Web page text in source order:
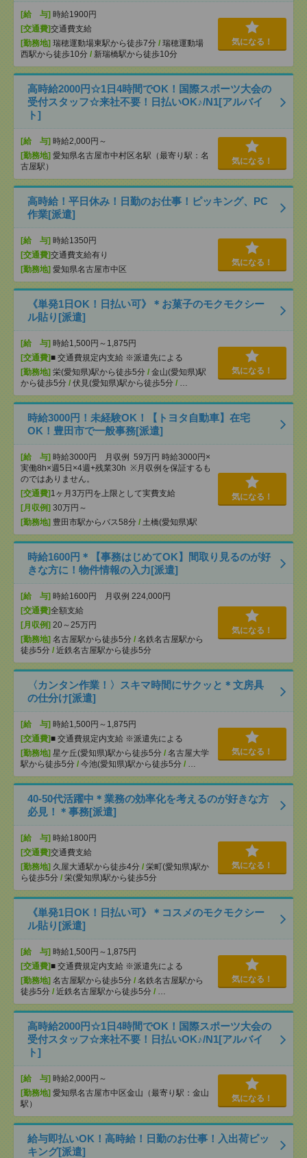
[給 与] 時給1900円
[交通費]交通費支給
[勤務地] 瑞穂運動場東駅から徒歩7分 / 瑞穂運動場
西駅から徒歩10分 / 新瑞橋駅から徒歩10分
気になる！
高時給2000円☆1日4時間でOK！国際スポーツ大会の
受付スタッフ☆来社不要！日払いOK♪/N1[アルバイ
ト]
[給 与] 時給2,000円～
[勤務地] 愛知県名古屋市中村区名駅（最寄り駅：名
古屋駅）
気になる！
高時給！平日休み！日勤のお仕事！ピッキング、PC
作業[派遣]
[給 与] 時給1350円
[交通費]交通費支給有り
[勤務地] 愛知県名古屋市中区
気になる！
《単発1日OK！日払い可》＊お菓子のモクモクシー
ル貼り[派遣]
[給 与] 時給1,500円～1,875円
[交通費]■ 交通費規定内支給 ※派遣先による
[勤務地] 栄(愛知県)駅から徒歩5分 / 金山(愛知県)駅
から徒歩5分 / 伏見(愛知県)駅から徒歩5分 / …
気になる！
時給3000円！未経験OK！【トヨタ自動車】在宅
OK！豊田市で一般事務[派遣]
[給 与] 時給3000円 月収例 59万円 時給3000円×
実働8h×週5日×4週+残業30h ※月収例を保証するも
のではありません。
[交通費] 1ヶ月3万円を上限として実費支給
[月収例] 30万円～
[勤務地] 豊田市駅からバス58分 / 土橋(愛知県)駅
気になる！
時給1600円＊【事務はじめてOK】間取り見るのが好
きな方に！物件情報の入力[派遣]
[給 与] 時給1600円 月収例 224,000円
[交通費]全額支給
[月収例] 20～25万円
[勤務地] 名古屋駅から徒歩5分 / 名鉄名古屋駅から
徒歩5分 / 近鉄名古屋駅から徒歩5分
気になる！
〈カンタン作業！〉スキマ時間にサクッと＊文房具
の仕分け[派遣]
[給 与] 時給1,500円～1,875円
[交通費]■ 交通費規定内支給 ※派遣先による
[勤務地] 星ケ丘(愛知県)駅から徒歩5分 / 名古屋大学
駅から徒歩5分 / 今池(愛知県)駅から徒歩5分 / …
気になる！
40-50代活躍中＊業務の効率化を考えるのが好きな方
必見！＊事務[派遣]
[給 与] 時給1800円
[交通費]交通費支給
[勤務地] 久屋大通駅から徒歩4分 / 栄町(愛知県)駅か
ら徒歩5分 / 栄(愛知県)駅から徒歩5分
気になる！
《単発1日OK！日払い可》＊コスメのモクモクシー
ル貼り[派遣]
[給 与] 時給1,500円～1,875円
[交通費]■ 交通費規定内支給 ※派遣先による
[勤務地] 名古屋駅から徒歩5分 / 名鉄名古屋駅から
徒歩5分 / 近鉄名古屋駅から徒歩5分 / …
気になる！
高時給2000円☆1日4時間でOK！国際スポーツ大会の
受付スタッフ☆来社不要！日払いOK♪/N1[アルバイ
ト]
[給 与] 時給2,000円～
[勤務地] 愛知県名古屋市中区金山（最寄り駅：金山
駅）
気になる！
給与即払いOK！高時給！日勤のお仕事！入出荷ピッ
キング[派遣]